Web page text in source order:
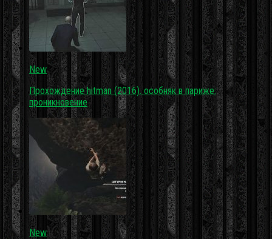
New
Прохождение hitman (2016). особняк в париже:
проникновение
New